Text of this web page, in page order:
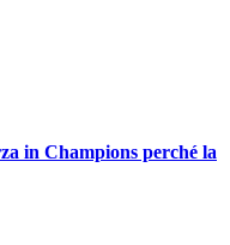
in Champions perché la